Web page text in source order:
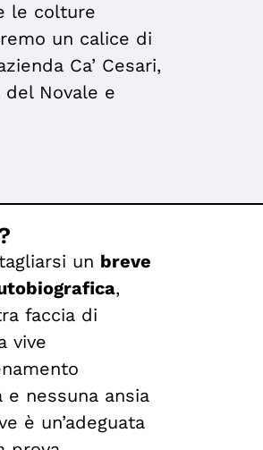
le colture
un calice di
Ca’ Cesari,
Novale e
un breve
,
faccia di
vive
nessuna ansia
è un’adeguata